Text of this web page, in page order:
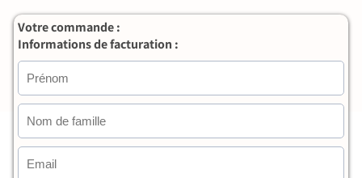
Votre commande :
Informations de facturation :